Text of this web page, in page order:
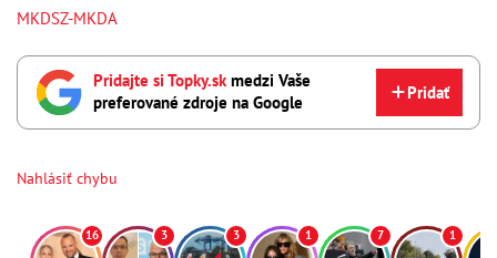
MKDSZ-MKDA
Pridajte si Topky.skmedzi Vaše
preferované zdroje na Google
Pridať
Nahlásiť chybu
16 3 3 1 7 1